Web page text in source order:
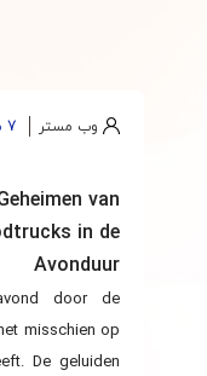
وب مستر 7 مرداد 1405
van
in de
Avonduur
door de
misschien op
De geluiden